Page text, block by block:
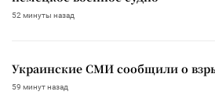
52 минуты назад
59 минут назад